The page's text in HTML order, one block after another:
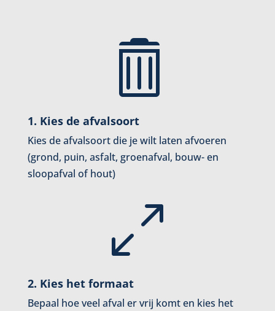

1. Kies de afvalsoort
Kies de afvalsoort die je wilt laten afvoeren
(grond, puin, asfalt, groenafval, bouw- en
sloopafval of hout)
0
2. Kies het formaat
Bepaal hoe veel afval er vrij komt en kies het